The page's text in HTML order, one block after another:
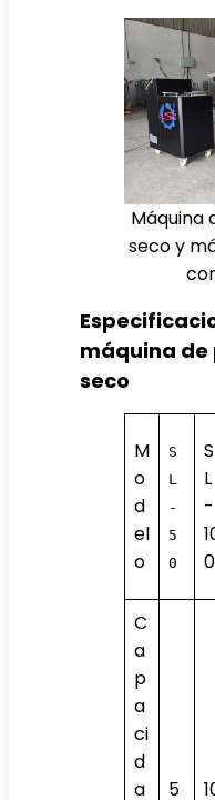
Máquina
seco y
máquina de
seco
M
o
d
el
o
S
L
-
5
0
S
L
-
0
C
a
p
a
ci
d
a
5